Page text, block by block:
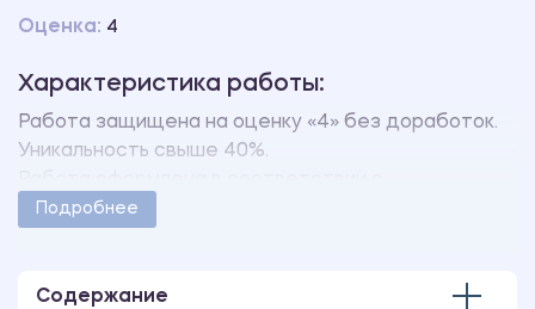
Оценка: 4
Характеристика работы:
Работа защищена на оценку «4» без доработок.
Уникальность свыше 40%.
методическими указаниями учебного заведения.
Подробнее
Содержание